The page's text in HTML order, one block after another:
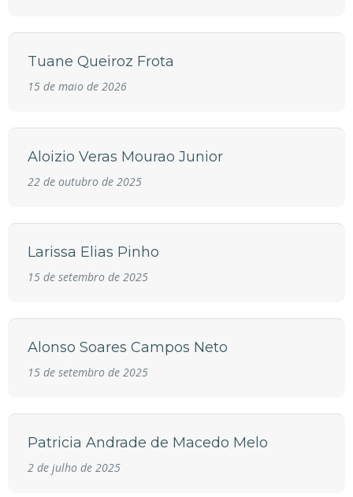
Tuane Queiroz Frota
15 de maio de 2026
Aloizio Veras Mourao Junior
22 de outubro de 2025
Larissa Elias Pinho
15 de setembro de 2025
Alonso Soares Campos Neto
15 de setembro de 2025
Patricia Andrade de Macedo Melo
2 de julho de 2025